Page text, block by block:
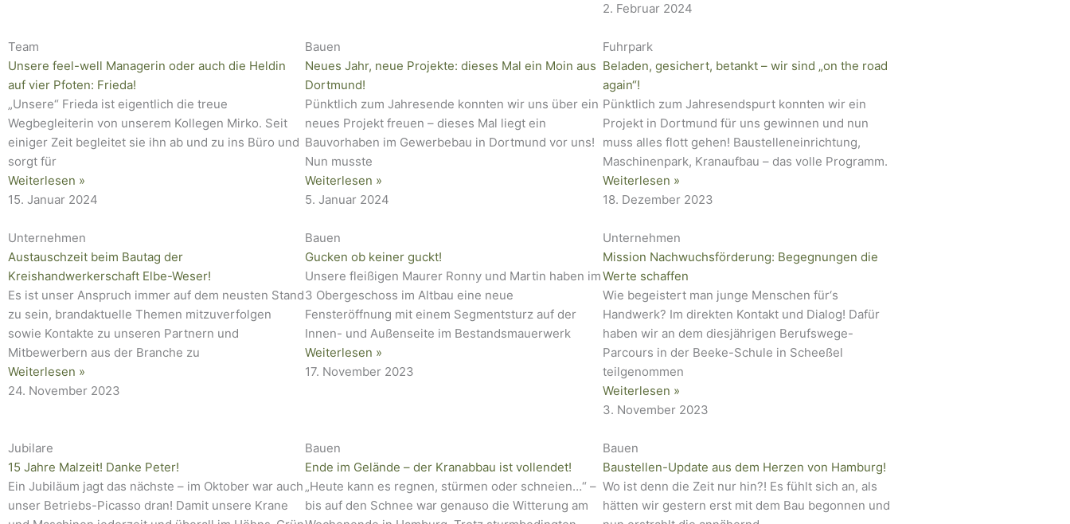
2. Februar 2024
Team
Unsere feel-well Managerin oder auch die Heldin
auf vier Pfoten: Frieda!
„Unsere“ Frieda ist eigentlich die treue
Wegbegleiterin von unserem Kollegen Mirko. Seit
einiger Zeit begleitet sie ihn ab und zu ins Büro und
sorgt für
Weiterlesen »
15. Januar 2024
Bauen
Neues Jahr, neue Projekte: dieses Mal ein Moin aus
Dortmund!
Pünktlich zum Jahresende konnten wir uns über ein
neues Projekt freuen – dieses Mal liegt ein
Bauvorhaben im Gewerbebau in Dortmund vor uns!
Nun musste
Weiterlesen »
5. Januar 2024
Fuhrpark
Beladen, gesichert, betankt – wir sind „on the road
again“!
Pünktlich zum Jahresendspurt konnten wir ein
Projekt in Dortmund für uns gewinnen und nun
muss alles flott gehen! Baustelleneinrichtung,
Maschinenpark, Kranaufbau – das volle Programm.
Weiterlesen »
18. Dezember 2023
Unternehmen
Austauschzeit beim Bautag der
Kreishandwerkerschaft Elbe-Weser!
Es ist unser Anspruch immer auf dem neusten Stand
zu sein, brandaktuelle Themen mitzuverfolgen
sowie Kontakte zu unseren Partnern und
Mitbewerbern aus der Branche zu
Weiterlesen »
24. November 2023
Bauen
Gucken ob keiner guckt!
Unsere fleißigen Maurer Ronny und Martin haben im
3 Obergeschoss im Altbau eine neue
Fensteröffnung mit einem Segmentsturz auf der
Innen- und Außenseite im Bestandsmauerwerk
Weiterlesen »
17. November 2023
Unternehmen
Mission Nachwuchsförderung: Begegnungen die
Werte schaffen
Wie begeistert man junge Menschen für‘s
Handwerk? Im direkten Kontakt und Dialog! Dafür
haben wir an dem diesjährigen Berufswege-
Parcours in der Beeke-Schule in Scheeßel
teilgenommen
Weiterlesen »
3. November 2023
Jubilare
15 Jahre Malzeit! Danke Peter!
Ein Jubiläum jagt das nächste – im Oktober war auch
unser Betriebs-Picasso dran! Damit unsere Krane
Bauen
Ende im Gelände – der Kranabbau ist vollendet!
„Heute kann es regnen, stürmen oder schneien…“ –
bis auf den Schnee war genauso die Witterung am
Bauen
Baustellen-Update aus dem Herzen von Hamburg!
Wo ist denn die Zeit nur hin?! Es fühlt sich an, als
hätten wir gestern erst mit dem Bau begonnen und